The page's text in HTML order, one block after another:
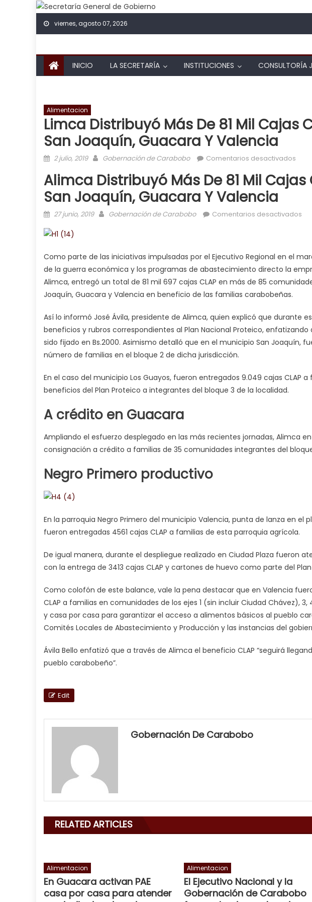
Skip to content
viernes, agosto 07, 2026
INICIO LA SECRETARÍA INSTITUCIONES CONSULTORÍA
Alimentacion
Limca Distribuyó Más De 81 Mil Cajas
San Joaquín, Guacara Y Valencia
Posted on
2 julio, 2019 Author
Gobernación de Carabobo Comentarios desactivados en
Alimca Distribuyó Más De 81 Mil Cajas
San Joaquín, Guacara Y Valencia
Posted on
27 junio, 2019 Author
Gobernación de Carabobo Comentarios desactivados
Como parte de las iniciativas impulsadas por el Ejecutivo Regional en el
de la guerra económica y los programas de abastecimiento directo la
Alimca, entregó un total de 81 mil 697 cajas CLAP en más de 85
Joaquín, Guacara y Valencia en beneficio de las familias carabobeñas.
Así lo informó José Ávila, presidente de Alimca, quien explicó que durante
beneficios y rubros correspondientes al Plan Nacional Proteico, enfatizando
sido fijado en Bs.2000. Asimismo detalló que en el municipio San Joaquín,
número de familias en el bloque 2 de dicha jurisdicción.
En el caso del municipio Los Guayos, fueron entregados 9.049 cajas CLAP
beneficios del Plan Proteico a integrantes del bloque 3 de la localidad.
A crédito en Guacara
Ampliando el esfuerzo desplegado en las más recientes jornadas, Alimca
consignación a crédito a familias de 35 comunidades integrantes del
Negro Primero productivo
En la parroquia Negro Primero del municipio Valencia, punta de lanza en el
fueron entregadas 4561 cajas CLAP a familias de esta parroquia agrícola.
De igual manera, durante el despliegue realizado en Ciudad Plaza fueron
con la entrega de 3413 cajas CLAP y cartones de huevo como parte del
Como colofón de este balance, vale la pena destacar que en Valencia
CLAP a familias en comunidades de los ejes 1 (sin incluir Ciudad Chávez),
y casa por casa para garantizar el acceso a alimentos básicos al pueblo
Comités Locales de Abastecimiento y Producción y las instancias del
Ávila Bello enfatizó que a través de Alimca el beneficio CLAP “seguirá
pueblo carabobeño”.
Edit
my
neighbor
his
cum,
a
cuckold,
nice
Gobernación De Carabobo
RELATED ARTICLES
Alimentacion
En Guacara activan PAE
casa por casa para atender
Alimentacion
El Ejecutivo Nacional y la
Gobernación de Carabobo